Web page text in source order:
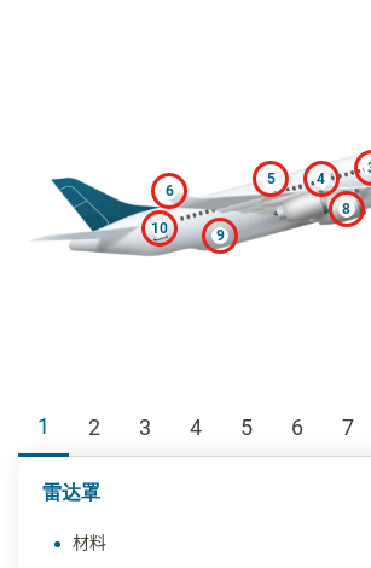
4
5
6
8
9
10
1 2 3 4 5 6 7
雷达罩
材料